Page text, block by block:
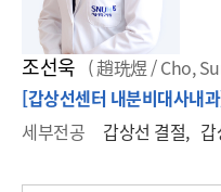
조선욱 ( 趙珗煜 / Cho,
[갑상선센터 내분비대사내
세부전공
갑상선 결절,